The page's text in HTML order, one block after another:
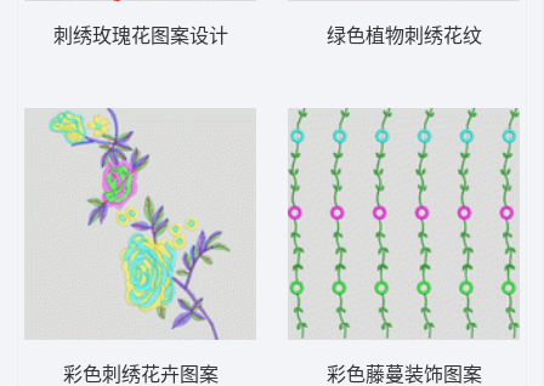
刺绣玫瑰花图案设计
彩色刺绣花卉图案
绿色植物刺绣花纹
彩色藤蔓装饰图案